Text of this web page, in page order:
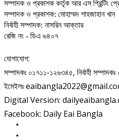
সম্পাদক ও প্রকাশক কর্তৃক আর এস প্রিন্টিং
সম্পাদক ও প্রকাশক: মোহাম্মদ শাহজাহান খান
নির্বাহী সম্পাদক: নাসরিন আক্তার
রেজি নং - ডিএ ৬৪০৭
যোগাযোগ:
সম্পাদকঃ ০১৭১১-১২৬৩৪৫, নির্বাহী
ইমেইলঃ
Digital Version:
Facebook: Daily Eai Bangla